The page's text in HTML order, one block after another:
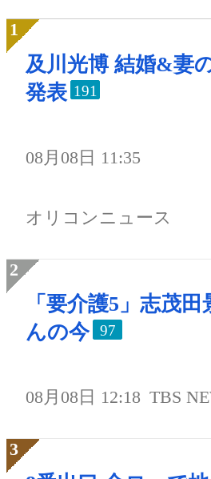
及川光博 結婚&妻
発表 191
08月08日 11:35
オリコンニュース
「要介護5」志茂田
んの今
97
08月08日 12:18 TBS